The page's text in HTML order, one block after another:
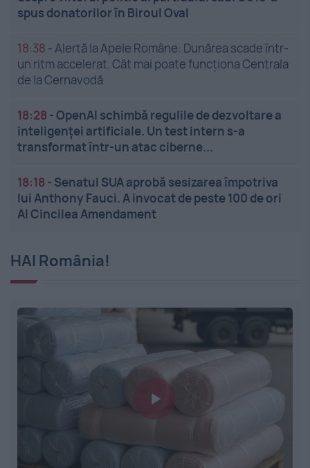
spus donatorilor în Biroul Oval
18:38 -Alertă la Apele Române: Dunărea scade într-
un ritm accelerat. Cât mai poate funcționa Centrala
de la Cernavodă
18:28 -OpenAI schimbă regulile de dezvoltare a
inteligenței artificiale. Un test intern s-a
transformat într-un atac ciberne...
18:18 - Senatul SUA aprobă sesizarea împotriva
lui Anthony Fauci. A invocat de peste 100 de ori
Al Cincilea Amendament
HAI România!